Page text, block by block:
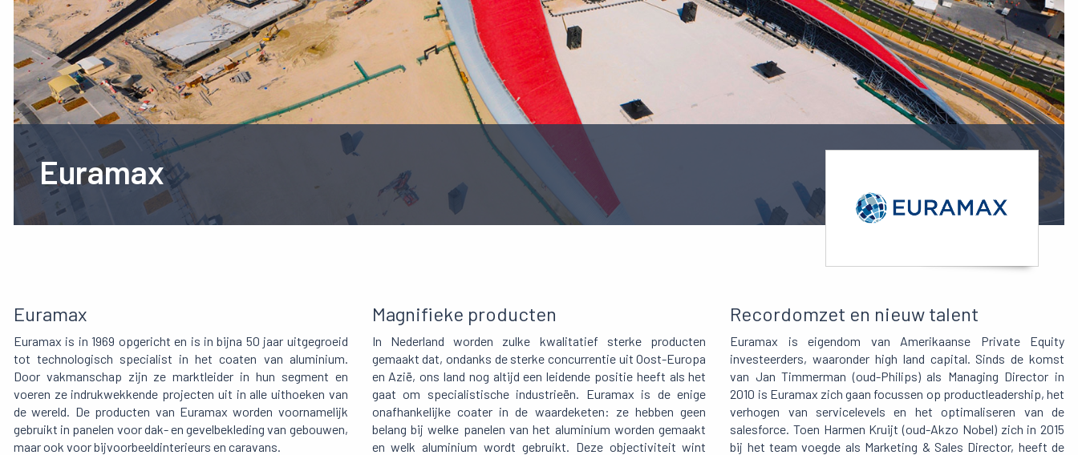
Euramax
Euramax
Euramax is in 1969 opgericht en is in bijna 50 jaar uitgegroeid
tot technologisch specialist in het coaten van aluminium.
Door vakmanschap zijn ze marktleider in hun segment en
voeren ze indrukwekkende projecten uit in alle uithoeken van
de wereld. De producten van Euramax worden voornamelijk
gebruikt in panelen voor dak- en gevelbekleding van gebouwen,
maar ook voor bijvoorbeeldinterieurs en caravans.
Magnifieke producten
In Nederland worden zulke kwalitatief sterke producten
gemaakt dat, ondanks de sterke concurrentie uit Oost-Europa
en Azië, ons land nog altijd een leidende positie heeft als het
gaat om specialistische industrieën. Euramax is de enige
onafhankelijke coater in de waardeketen: ze hebben geen
belang bij welke panelen van het aluminium worden gemaakt
en welk aluminium wordt gebruikt. Deze objectiviteit wint
Recordomzet en nieuw talent
Euramax is eigendom van Amerikaanse Private Equity
investeerders, waaronder high land capital. Sinds de komst
van Jan Timmerman (oud-Philips) als Managing Director in
2010 is Euramax zich gaan focussen op productleadership, het
verhogen van servicelevels en het optimaliseren van de
salesforce. Toen Harmen Kruijt (oud-Akzo Nobel) zich in 2015
bij het team voegde als Marketing & Sales Director, heeft de